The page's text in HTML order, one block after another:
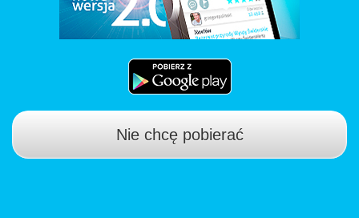
Nie chcę pobierać